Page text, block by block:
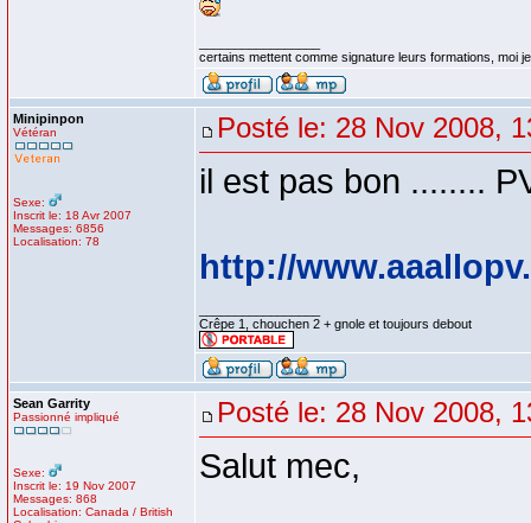
certains mettent comme signature leurs formations, moi
Minipinpon
Vétéran
Sexe:
Inscrit le: 18 Avr 2007
Messages: 6856
Localisation: 78
Posté le: 28 Nov 2008,
il est pas bon ........
http://
Crêpe 1, chouchen 2 + gnole et toujours debout
Sean Garrity
Passionné impliqué
Sexe:
Inscrit le: 19 Nov 2007
Messages: 868
Localisation: Canada / British
Posté le: 28 Nov 2008,
Salut mec,